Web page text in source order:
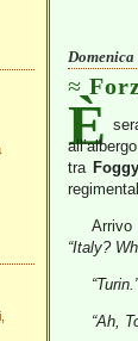
È
tra
Arrivo
“Italy?
“Turin.”
“Ah,